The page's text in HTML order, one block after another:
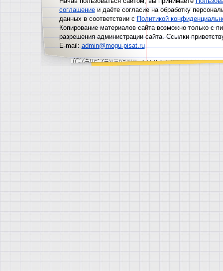
соглашениеи даёте согласие на обработку
данных в соответствии сПолитикой
Копирование материалов сайта возможно только с
разрешения администрации сайта. Ссылки
E-mail:admin@mogu-pisat.ru